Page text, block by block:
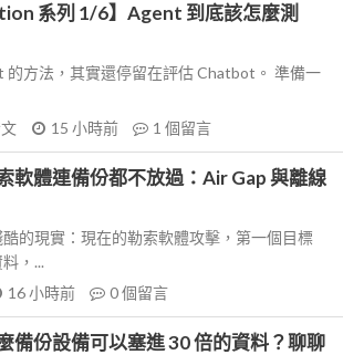
系列 1/6】Agent 到底該怎麼測
的方法，其實還停留在評估 Chatbot。 準備一
15 小時前 1 個留言
軟體連備份都不放過：Air Gap 與離線
的現實：現在的勒索軟體攻擊，第一個目標
，...
16 小時前 0個留言
備份設備可以塞進 30 倍的資料？聊聊